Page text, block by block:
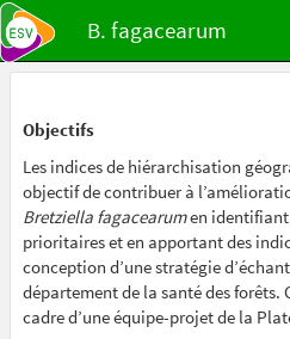
B. fagacearum
Objectifs
Les indices de hiérarchisation
objectif de contribuer à
Bretziella fagacearumen identifiant
prioritaires et en apportant des
conception d’une stratégie
département de la santé des forêts.
cadre d’une équipe-projet de la